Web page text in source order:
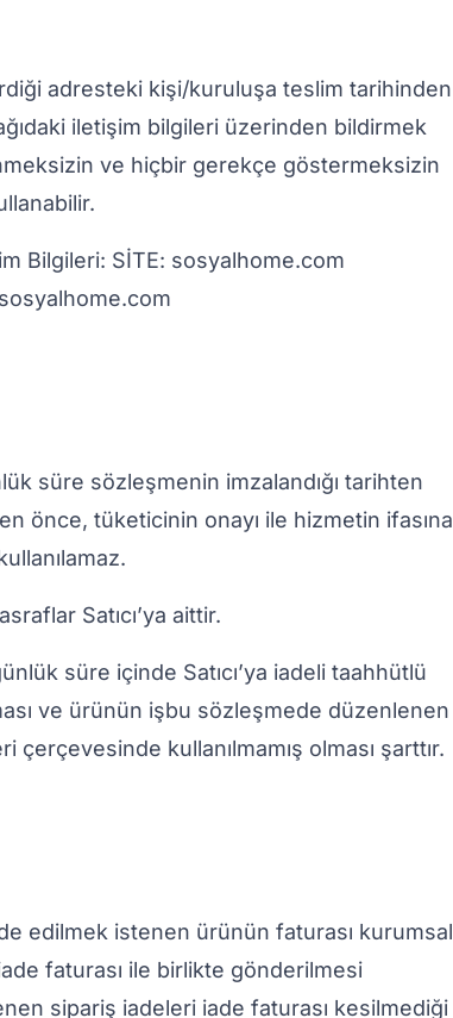
adresteki kişi/kuruluşa teslim tarihinden
iletişim bilgileri üzerinden bildirmek
ve hiçbir gerekçe göstermeksizin
Bilgileri: SİTE: sosyalhome.com
süre sözleşmenin imzalandığı tarihten
önce, tüketicinin onayı ile hizmetin ifasına
Satıcı’ya aittir.
süre içinde Satıcı’ya iadeli taahhütlü
ve ürünün işbu sözleşmede düzenlenen
çerçevesinde kullanılmamış olması şarttır.
edilmek istenen ürünün faturası kurumsal
faturası ile birlikte gönderilmesi
sipariş iadeleri iade faturası kesilmediği